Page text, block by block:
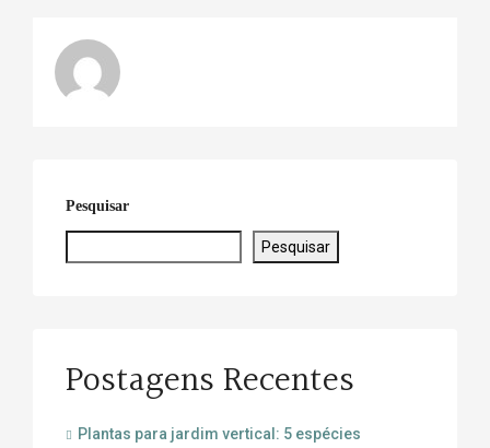
Pesquisar
Pesquisar
Postagens Recentes
Plantas para jardim vertical: 5 espécies